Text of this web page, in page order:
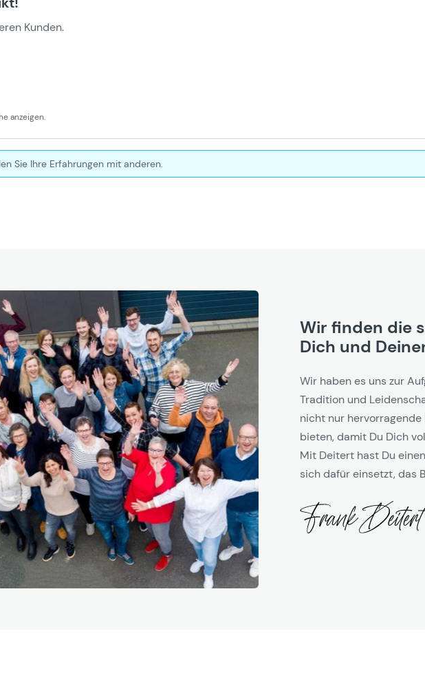
Kunden.
anzeigen.
Sie Ihre Erfahrungen mit anderen.
Wir finden die
Dich und
Wir haben es uns zur
Tradition und
nicht nur hervorragende
bieten, damit Du Dich
Mit Deitert hast Du
sich dafür einsetzt, das